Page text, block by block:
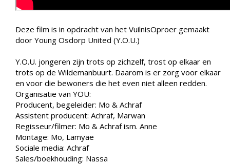
Deze film is in opdracht van het VuilnisOproer gemaakt
door Young Osdorp United (Y.O.U.)
Y.O.U. jongeren zijn trots op zichzelf, trost op elkaar en
trots op de Wildemanbuurt. Daarom is er zorg voor elkaar
en voor die bewoners die het even niet alleen redden.
Organisatie van YOU:
Producent, begeleider: Mo & Achraf
Assistent producent: Achraf, Marwan
Regisseur/filmer: Mo & Achraf ism. Anne
Montage: Mo, Lamyae
Sociale media: Achraf
Sales/boekhouding: Nassa